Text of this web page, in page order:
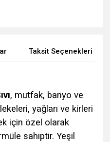
Taksit Seçenekleri
, mutfak, banyo ve
yağları ve kirleri
için özel olarak
sahiptir. Yeşil